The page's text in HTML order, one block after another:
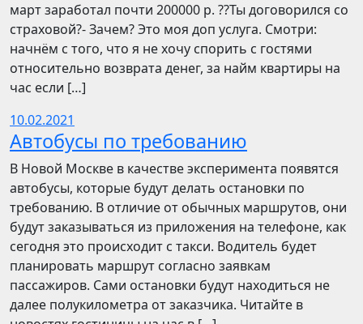
март заработал почти 200000 р. ??Ты договорился со
страховой?- Зачем? Это моя доп услуга. Смотри:
начнём с того, что я не хочу спорить с гостями
относительно возврата денег, за найм квартиры на
час если […]
10.02.2021
Автобусы по требованию
В Новой Москве в качестве эксперимента появятся
автобусы, которые будут делать остановки по
требованию. В отличие от обычных маршрутов, они
будут заказываться из приложения на телефоне, как
сегодня это происходит с такси. Водитель будет
планировать маршрут согласно заявкам
пассажиров. Сами остановки будут находиться не
далее полукилометра от заказчика. Читайте в